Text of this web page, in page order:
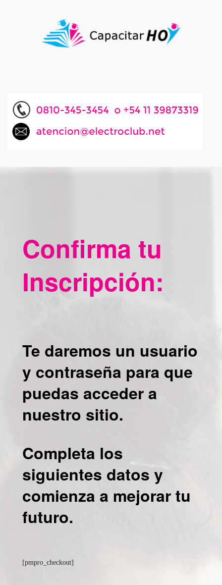
Confirma tu
Inscripción:
Te daremos un usuario
y contraseña para que
puedas acceder a
nuestro sitio.
Completa los
siguientes datos y
comienza a mejorar tu
futuro.
[pmpro_checkout]